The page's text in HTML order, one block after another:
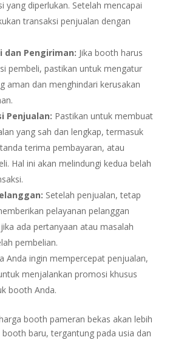
yang diperlukan. Setelah mencapai
transaksi penjualan dengan
dan Pengiriman: Jika booth harus
pembeli, pastikan untuk mengatur
aman dan menghindari kerusakan
Penjualan: Pastikan untuk membuat
yang sah dan lengkap, termasuk
terima pembayaran, atau
Hal ini akan melindungi kedua belah
Setelah penjualan, tetap
pelayanan pelanggan
ada pertanyaan atau masalah
pembelian.
Anda ingin mempercepat penjualan,
menjalankan promosi khusus
booth Anda.
booth pameran bekas akan lebih
baru, tergantung pada usia dan